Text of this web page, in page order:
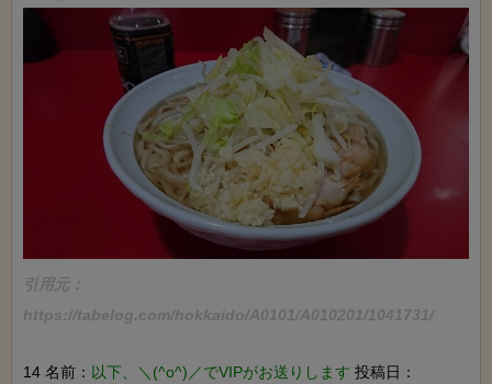
引用元：
https://tabelog.com/hokkaido/A0101/A010201/1041731/
14 名前： 以下、＼(^o^)／でVIPがお送りします 投稿日：